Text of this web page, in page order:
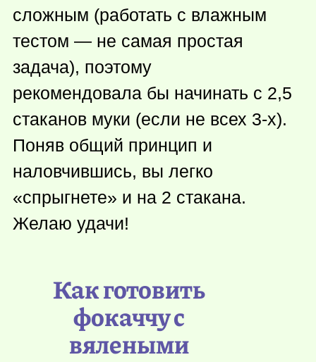
сложным (работать с влажным
тестом — не самая простая
задача), поэтому
рекомендовала бы начинать с 2,5
стаканов муки (если не всех 3-х).
Поняв общий принцип и
наловчившись, вы легко
«спрыгнете» и на 2 стакана.
Желаю удачи!
Как готовить
фокаччу с
вялеными